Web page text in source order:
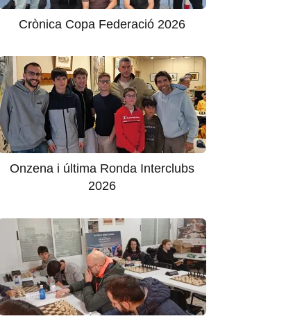
Crònica Copa Federació 2026
Onzena i última Ronda Interclubs
2026